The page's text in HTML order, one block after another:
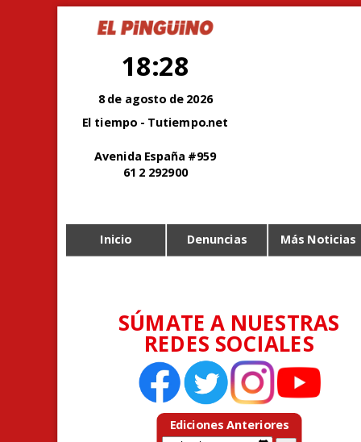
18:28
8 de agosto de 2026
El tiempo - Tutiempo.net
Avenida España #959
61 2 292900
Inicio Denuncias Más Noticias
SÚMATE A NUESTRAS
REDES SOCIALES
Ediciones Anteriores